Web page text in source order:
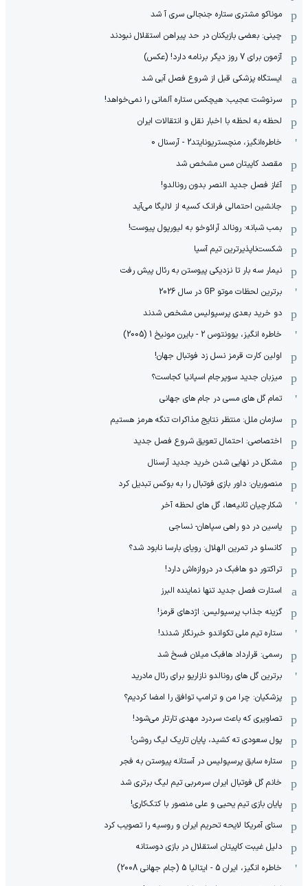
موناکو مشتری ستاره جنجالی سری آ شد
چینی: بعضی بازیکنان در حد پیراهن استقلال نبودند
آزمون برای 7 روز دیگر برنامه دارد! (عکس)
ایستگاه پزشکی قبل از شروع فصل آبی شد
سرنوشت عجیب: هیچکس ستاره آلمانی را نمی‌خواهد!
لحظه به لحظه با اخبار نقل و انتقالات ایران
خاطره‌انگیز، منچستریونایتد2 - آرسنال 0
مقصد کاپیتان مس مشخص شد
آغاز فصل جدید النصر بدون رونالدو!
جانشین احتمالی فرانک کسیه از لالیگا می‌آید
بمب شبانه: رونالد آرائوخو به لیورپول پیوست!
شکست‌ناپذیرترین تیم آسیا
نیمار سه بار تا نزدیکی پیوستن به رئال پیش رفت
برترین لحظات موتو GP در سال 2026
دو خرید بعدی پرسپولیس مشخص شدند
خاطره انگیز، یوونتوس 2 - بایرن مونیخ 1 (2005)
اولین کارت قرمز نسل زد فوتبال جهان!
میزبان جدید سوپرجام اسپانیا کجاست؟
تمام گل های مسی در جام های جهانی
سازمان ملل: منتظر نتایج مذاکرات تنگه هرمز هستیم
اختصاصی: احتمال تعویق شروع فصل جدید
مشکل در نهایی شدن خرید جدید آرسنال
منصوریان: داور بازی فوتبال را به بوکس تبدیل کرد
شکارچیان ثانیه‌ها، گل های لحظه آخر
یاسین در دو راهی سپاهان- نساجی
کانسلو در تمرین الهلال: رویای بارسا نابود شد؟
تراکتور دو هافبک در دروازه‌اش دارد!
استارت فصل جدید تنها نماینده البرز
گزینه جذاب پرسپولیس: اژدهای قرمز!
ستاره تیم ملی تکواندو خبرنگار شدند!
رسمی: قرارداد هافبک میلان فسخ شد
برترین گل های رونالدو نازاریو برای رئال مادرید
پزشکیان: چرا من و ترامپ توافق را امضا کردیم؟
تصاویری که باعث سردرد مهدی تارتار می‌شود!
پول سعودی ته کشید، پایان تاریک لیگ روشن!
ستاره سابق پرسپولیس در آستانه پیوستن به فجر
خانم گل فوتبال ایران سرمربی تیم لیگ برتری شد
پایان بازی تیم یحیی و علی منصور با کتک‌کاری!
سنای آمریکا لایحه تحریم ایران و روسیه را تصویب کرد
دلیل غیبت کاپیتان استقلال در بازی دوستانه
خاطره انگیز، ایران 5 - ایتالیا 5 (جام جهانی 2008)